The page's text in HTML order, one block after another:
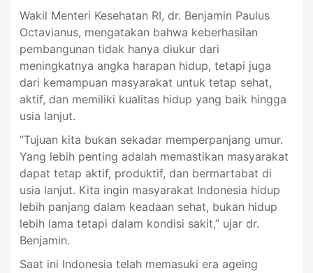
Wakil Menteri Kesehatan RI, dr. Benjamin Paulus
Octavianus, mengatakan bahwa keberhasilan
pembangunan tidak hanya diukur dari
meningkatnya angka harapan hidup, tetapi juga
dari kemampuan masyarakat untuk tetap sehat,
aktif, dan memiliki kualitas hidup yang baik hingga
usia lanjut.
“Tujuan kita bukan sekadar memperpanjang umur.
Yang lebih penting adalah memastikan masyarakat
dapat tetap aktif, produktif, dan bermartabat di
usia lanjut. Kita ingin masyarakat Indonesia hidup
lebih panjang dalam keadaan sehat, bukan hidup
lebih lama tetapi dalam kondisi sakit,” ujar dr.
Benjamin.
Saat ini Indonesia telah memasuki era ageing